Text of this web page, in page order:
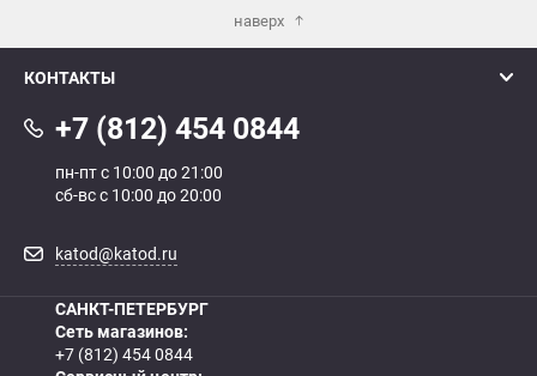
наверх
КОНТАКТЫ
+7 (812) 454 0844
пн-пт с 10:00 до 21:00
сб-вс с 10:00 до 20:00
katod@katod.ru
САНКТ-ПЕТЕРБУРГ
Сеть магазинов:
+7 (812) 454 0844